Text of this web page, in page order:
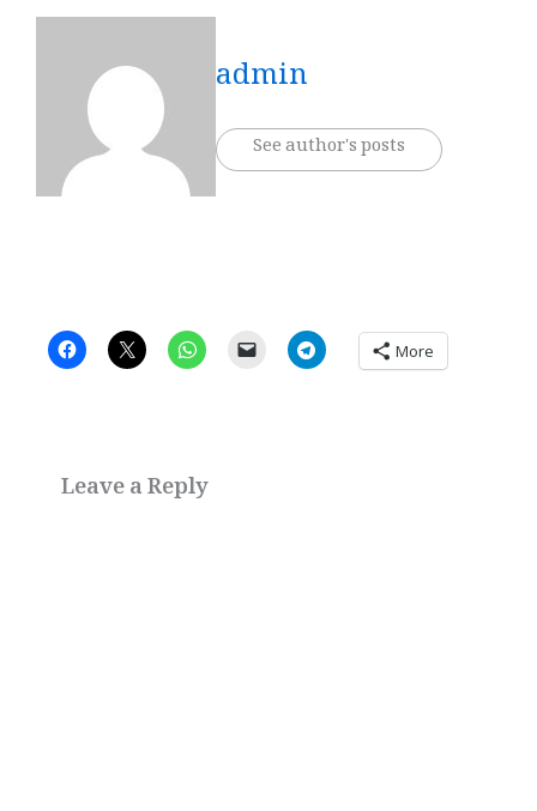
admin
See author's posts
More
Leave a Reply